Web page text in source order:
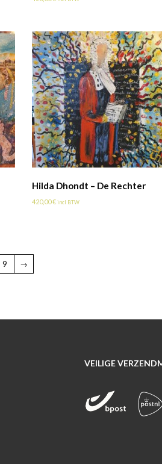
Hilda Dhondt – De Rechter
420,00€incl BTW
9 →
VEILIGE